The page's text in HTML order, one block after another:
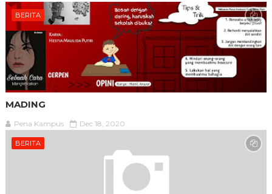
BERITA
MADING
Pena Kampus Dec 18, 2020
BERITA